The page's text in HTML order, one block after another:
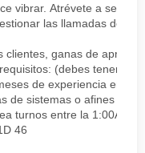
vibrar. Atrévete a ser
las llamadas de
ganas de
(debes tener
de experiencia en
de sistemas o afines
turnos entre la 1:00AM
46